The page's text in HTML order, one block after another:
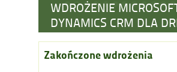
WDROŻENIE
DYNAMICS CRM DLA
Zakończone wdrożenia